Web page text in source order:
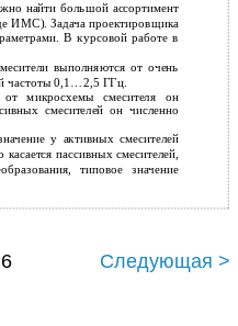
найти большой ассортимент
ИМС). Задача проектировщика
В курсовой работе в
выполняются от очень
частоты 0,1…2,5 ГГц.
микросхемы смесителя он
смесителей он численно
у активных смесителей
пассивных смесителей,
типовое значение
Следующая >